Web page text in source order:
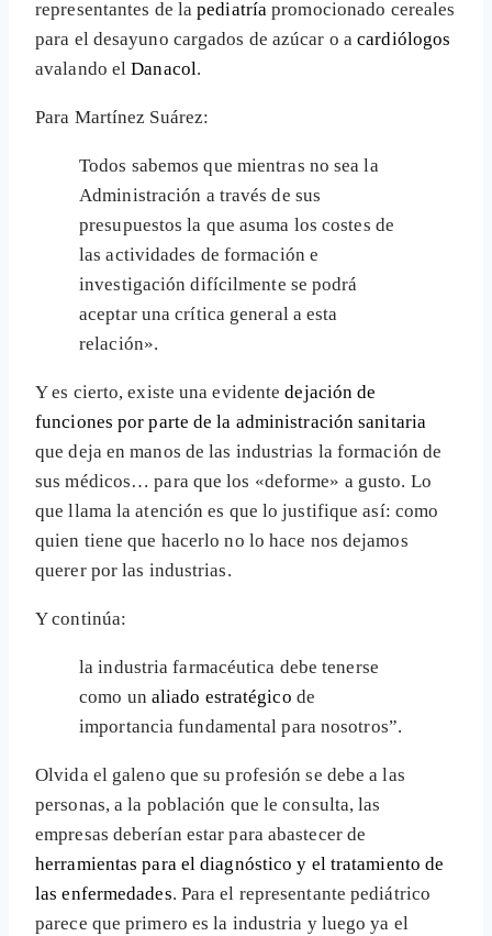
representantes de lapediatría promocionado cereales
para el desayuno cargados de azúcar o acardiólogos
avalando elDanacol.
Para Martínez Suárez:
Todos sabemos que mientras no sea la
Administración a través de sus
presupuestos la que asuma los costes de
las actividades de formación e
investigación difícilmente se podrá
aceptar una crítica general a esta
relación».
Y es cierto, existe una evidentedejación de
funciones por parte de la administración sanitaria
que deja en manos de las industrias la formación de
sus médicos… para que los «deforme» a gusto. Lo
que llama la atención es que lo justifique así: como
quien tiene que hacerlo no lo hace nos dejamos
querer por las industrias.
Y continúa:
la industria farmacéutica debe tenerse
como un aliado estratégico de
importancia fundamental para nosotros”.
Olvida el galeno que su profesión se debe a las
personas, a la población que le consulta, las
empresas deberían estar para abastecer de
herramientas para el diagnóstico y el tratamiento de
las enfermedades. Para el representante pediátrico
parece que primero es la industria y luego ya el